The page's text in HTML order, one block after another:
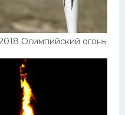
Олимпийский огонь